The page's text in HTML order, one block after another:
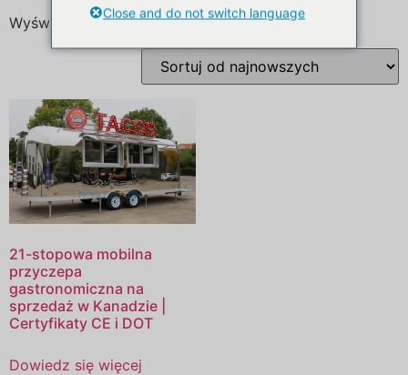
Wyświetlanie jednego wyniku
21-stopowa mobilna
przyczepa
gastronomiczna na
sprzedaż w Kanadzie |
Certyfikaty CE i DOT
Dowiedz się więcej
Close and do not switch language